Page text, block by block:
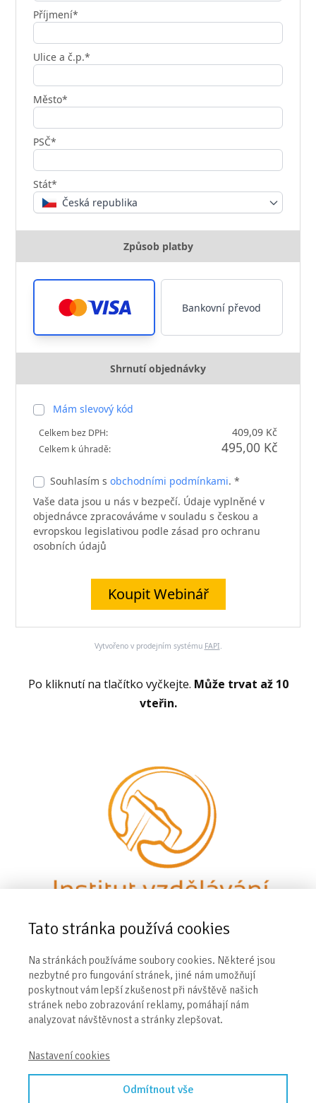
Příjmení*
Ulice a č.p.*
Město*
PSČ*
Stát*
Česká republika
Způsob platby
Bankovní převod
Shrnutí objednávky
Mám slevový kód
Celkem bez DPH: 409,09 Kč
Celkem k úhradě: 495,00 Kč
Souhlasím sobchodními podmínkami. *
Vaše data jsou u nás v bezpečí. Údaje vyplněné v
objednávce zpracováváme v souladu s českou a
evropskou legislativou podle zásad pro ochranu
osobních údajů
Koupit Webinář
Vytvořeno v prodejním systému FAPI.
Po kliknutí na tlačítko vyčkejte. Může trvat až 10
vteřin.
Kontakt
Institut vzdělávání Evy Kiedroňové
739 61 Třinec
IČ: 01417339
Tato stránka používá cookies
Na stránkách používáme soubory cookies. Některé jsou
nezbytné pro fungování stránek, jiné nám umožňují
poskytnout vám lepší zkušenost při návštěvě našich
stránek nebo zobrazování reklamy, pomáhají nám
analyzovat návštěvnost a stránky zlepšovat.
Nastavení cookies
Odmítnout vše